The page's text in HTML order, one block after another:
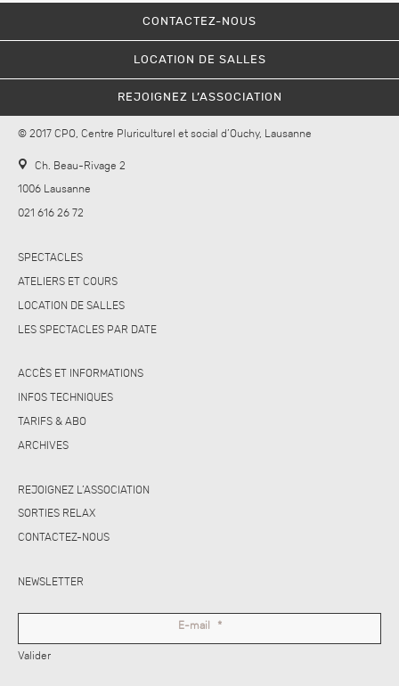
CONTACTEZ-NOUS
LOCATION DE SALLES
REJOIGNEZ L’ASSOCIATION
© 2017 CPO, Centre Pluriculturel et social d’Ouchy, Lausanne
Ch. Beau-Rivage 2
1006 Lausanne
021 616 26 72
SPECTACLES
ATELIERS ET COURS
LOCATION DE SALLES
LES SPECTACLES PAR DATE
ACCÈS ET INFORMATIONS
INFOS TECHNIQUES
TARIFS & ABO
ARCHIVES
REJOIGNEZ L’ASSOCIATION
SORTIES RELAX
CONTACTEZ-NOUS
NEWSLETTER
E-mail *
Valider